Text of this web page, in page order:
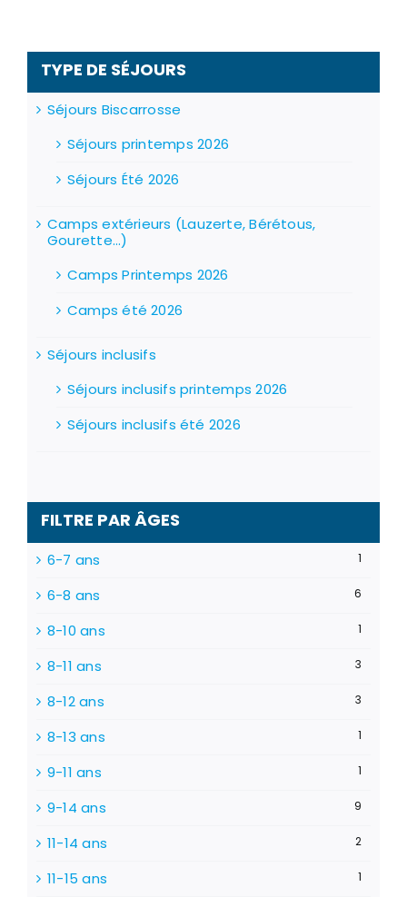
peuvent
être
choisies
sur
page
produit
TYPE DE SÉJOURS
Séjours Biscarrosse
Séjours printemps 2026
Séjours Été 2026
Camps extérieurs (Lauzerte, Bérétous,
Gourette...)
Camps Printemps 2026
Camps été 2026
Séjours inclusifs
Séjours inclusifs printemps 2026
Séjours inclusifs été 2026
FILTRE PAR ÂGES
6-7 ans 1
6-8 ans 6
8-10 ans 1
8-11 ans 3
8-12 ans 3
8-13 ans 1
9-11 ans 1
9-14 ans 9
11-14 ans 2
11-15 ans 1